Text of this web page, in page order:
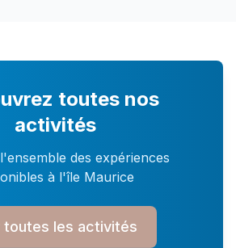
toutes nos
activités
des expériences
à l'île Maurice
toutes les activités